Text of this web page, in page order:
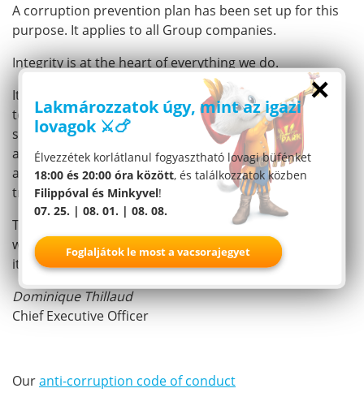
A corruption prevention plan has been set up for this
purpose. It applies to all Group companies.
Integrity is at the heart of everything we do.
It is a priority that is part of our ongoing commitment
to respect our stakeholders such as employees,
shareholders, customers, partners and public
authorities, and to do our utmost to ensure that our
activities are carried out legally, responsibly,
transparently and ethically.
The credibility of our brand image, the quality of our
work and the sustainability of our activities depend on
it.
Dominique Thillaud
Chief Executive Officer
Ouranti-corruption code of conduct
×
Lakmározzatok úgy, mint az igazi
lovagok ⚔️🍗
Élvezzétek korlátlanul fogyasztható lovagi büfénket
18:00 és 20:00 óra között, és találkozzatok közben
Filippóval és Minkyvel!
07. 25. | 08. 01. | 08. 08.
Foglaljátok le most a vacsorajegyet